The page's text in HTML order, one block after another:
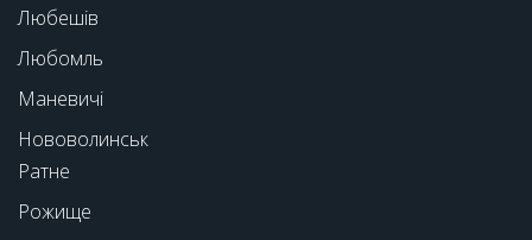
Любешів
Любомль
Маневичі
Нововолинськ
Ратне
Рожище